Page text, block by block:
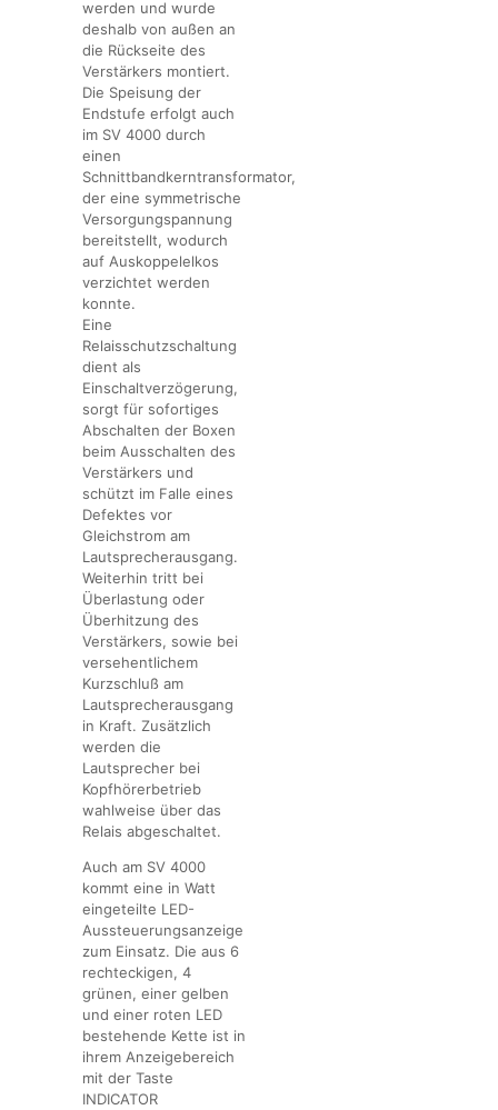
werden und wurde
deshalb von außen an
die Rückseite des
Verstärkers montiert.
Die Speisung der
Endstufe erfolgt auch
im SV 4000 durch
einen
Schnittbandkerntransformator,
der eine symmetrische
Versorgungspannung
bereitstellt, wodurch
auf Auskoppelelkos
verzichtet werden
konnte.
Eine
Relaisschutzschaltung
dient als
Einschaltverzögerung,
sorgt für sofortiges
Abschalten der Boxen
beim Ausschalten des
Verstärkers und
schützt im Falle eines
Defektes vor
Gleichstrom am
Lautsprecherausgang.
Weiterhin tritt bei
Überlastung oder
Überhitzung des
Verstärkers, sowie bei
versehentlichem
Kurzschluß am
Lautsprecherausgang
in Kraft. Zusätzlich
werden die
Lautsprecher bei
Kopfhörerbetrieb
wahlweise über das
Relais abgeschaltet.
Auch am SV 4000
kommt eine in Watt
eingeteilte LED-
Aussteuerungsanzeige
zum Einsatz. Die aus 6
rechteckigen, 4
grünen, einer gelben
und einer roten LED
bestehende Kette ist in
ihrem Anzeigebereich
mit der Taste
INDICATOR